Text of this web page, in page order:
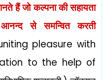
हैं जो कल्पना की सहायता
से समन्वित करती
pleasure with
to the help of